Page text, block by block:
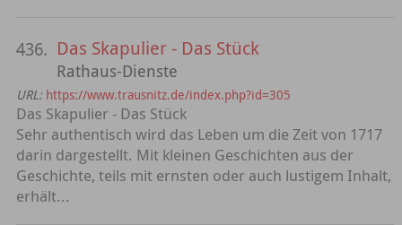
436. Das Skapulier - Das Stück
Rathaus-Dienste
URL: https://www.trausnitz.de/index.php?id=305
Das Skapulier - Das Stück
Sehr authentisch wird das Leben um die Zeit von 1717
darin dargestellt. Mit kleinen Geschichten aus der
Geschichte, teils mit ernsten oder auch lustigem Inhalt,
erhält...